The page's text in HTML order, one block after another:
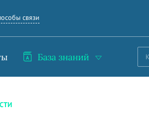
связи
База знаний